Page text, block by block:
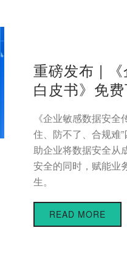
重磅发布 |
白皮书》免
《企业敏感数据安
住、防不了、合规难
助企业将数据安全
安全的同时，赋能业
生。
READ MORE